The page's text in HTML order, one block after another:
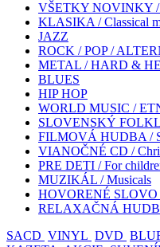
VŠETKY NOVINKY
KLASIKA / Classical
JAZZ
ROCK / POP /
METAL / HARD &
BLUES
HIP HOP
WORLD MUSIC /
SLOVENSKÝ
FILMOVÁ HUDBA /
VIANOČNÉ CD /
PRE DETI / For
MUZIKÁL / Musicals
HOVORENÉ SLOVO
RELAXAČNÁ
SACD VINYL DVD